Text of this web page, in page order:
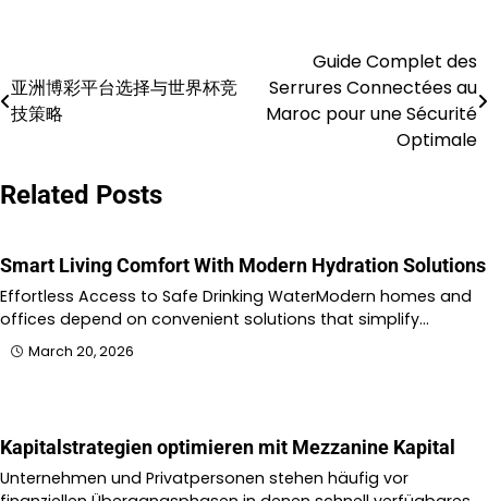
navigation
亚洲博彩平台选择与世界杯竞
技策略
Guide Complet des
Serrures Connectées au
Maroc pour une Sécurité
Optimale
Related Posts
Smart Living Comfort With Modern Hydration Solutions
Effortless Access to Safe Drinking WaterModern homes and
offices depend on convenient solutions that simplify…
March 20, 2026
Kapitalstrategien optimieren mit Mezzanine Kapital
Unternehmen und Privatpersonen stehen häufig vor